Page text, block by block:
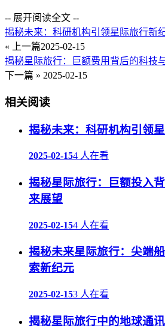
-- 展开阅读全文 --
揭秘未来：科研机构引领星际旅行新
« 上一篇2025-02-15
揭秘星际旅行：巨额费用背后的科技
下一篇 » 2025-02-15
相关阅读
揭秘未来：科研机构引领
2025-02-154 人在看
揭秘星际旅行：巨额投入
来展望
2025-02-154 人在看
揭秘未来星际旅行：尖端
索新纪元
2025-02-153 人在看
揭秘星际旅行中的地球通